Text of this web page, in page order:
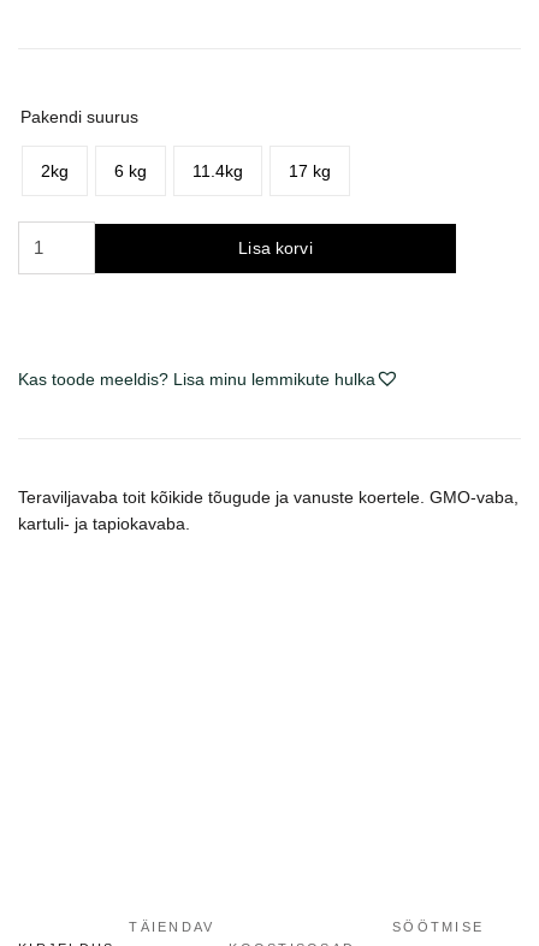
Pakendi suurus
2kg 6 kg 11.4kg 17 kg
maistas
Lisa korvi
Kas toode meeldis? Lisa minu lemmikute hulka
Teraviljavaba toit kõikide tõugude ja vanuste koertele. GMO-vaba,
kartuli- ja tapiokavaba.
TÄIENDAV
SÖÖTMISE